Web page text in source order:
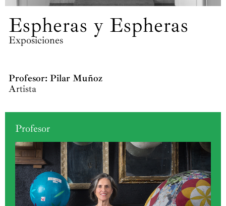
Espheras y Espheras
Exposiciones
Profesor: Pilar Muñoz
Artista
Profesor